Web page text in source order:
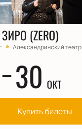
(ZERO)
Александринский театр
30 ОКТ
Купить билеты